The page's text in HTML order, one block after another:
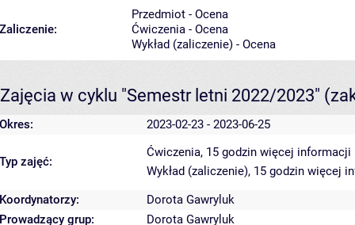
Zaliczenie:
Przedmiot - Ocena
Ćwiczenia - Ocena
Wykład (zaliczenie) - Ocena
Zajęcia w cyklu "Semestr letni 2022/2023"
Okres: 2023-02-23 - 2023-06-25
Typ zajęć:
Ćwiczenia, 15 godzin więcej informacji
Wykład (zaliczenie), 15 godzin więcej
Koordynatorzy:
Dorota Gawryluk
Prowadzący grup:
Dorota Gawryluk